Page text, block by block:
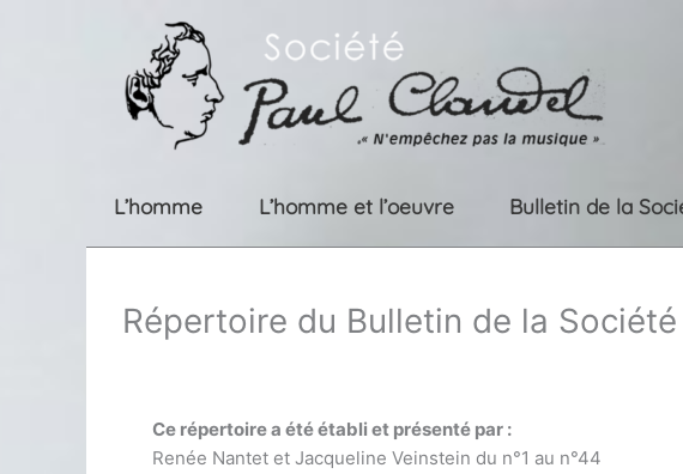
L’homme L’homme et l’oeuvre Bulletin de la
Répertoire du Bulletin de la
Ce répertoire a été établi et présenté par :
Renée Nantet et Jacqueline Veinstein du n°1 au n°44